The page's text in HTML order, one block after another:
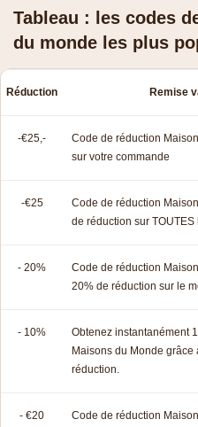
Tableau : les codes
du monde les plus
Réduction Remise
-€25,-
Code de réduction
sur votre commande
-€25
Code de réduction
de réduction sur
- 20%
Code de réduction
20% de réduction sur le
- 10%
Obtenez instantanément
Maisons du Monde grâce
réduction.
- €20
Code de réduction